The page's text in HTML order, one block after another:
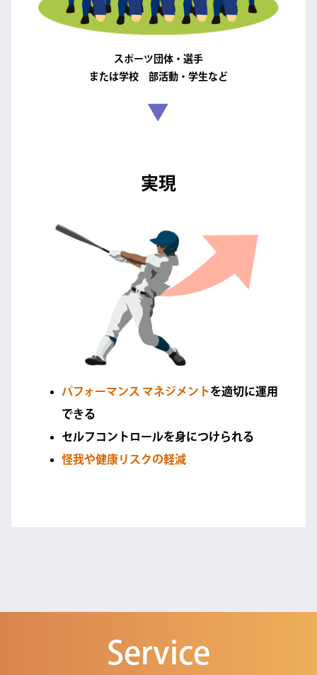
スポーツ団体・選手
または学校 部活動・学生など
実現
パフォーマンス マネジメントを適切に運用
できる
セルフコントロールを身につけられる
怪我や健康リスクの軽減
Service